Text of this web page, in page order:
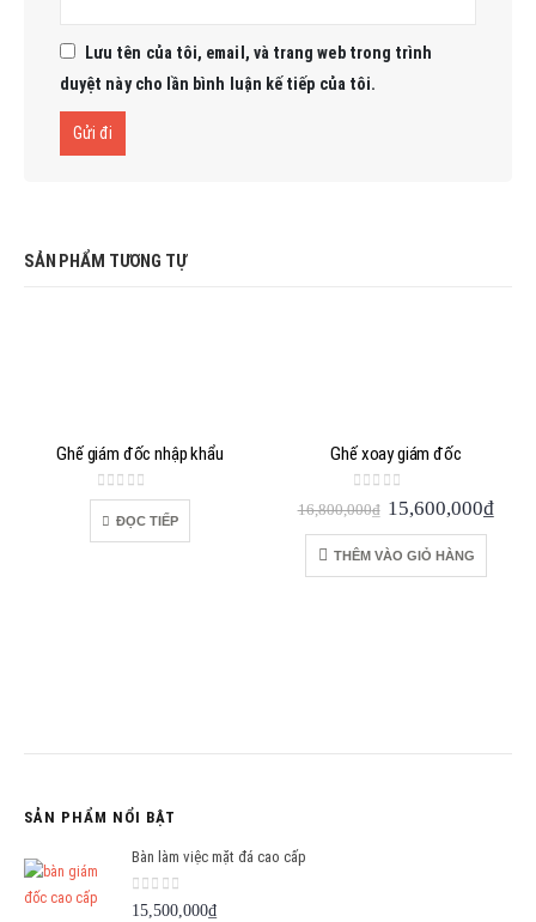
Lưu tên của tôi, email, và trang web trong trình
duyệt này cho lần bình luận kế tiếp của tôi.
SẢN PHẨM TƯƠNG TỰ
Ghế giám đốc nhập khẩu
0out of 5
ĐỌC TIẾP
Ghế xoay giám đốc
0out of 5
16,800,000₫ Giá
là:
16,800,000₫.
15,600,000₫Giá
THÊM VÀO GIỎ HÀNG
SẢN PHẨM NỔI BẬT
Bàn làm việc mặt đá cao cấp
0 out of 5
15,500,000₫